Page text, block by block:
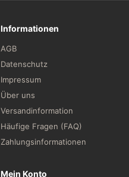
Informationen
AGB
Datenschutz
Impressum
Über uns
Versandinformation
Häufige Fragen (FAQ)
Zahlungsinformationen
Mein Konto